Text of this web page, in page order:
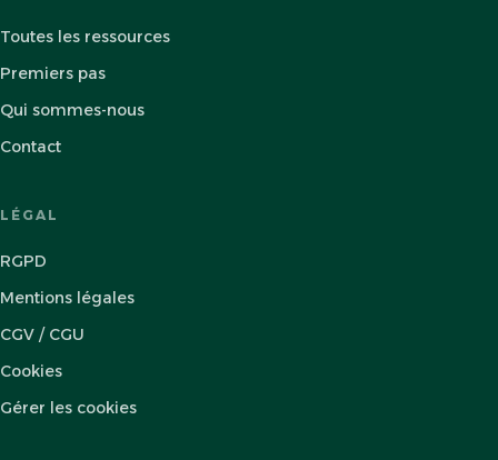
Toutes les ressources
Premiers pas
Qui sommes-nous
Contact
LÉGAL
RGPD
Mentions légales
CGV / CGU
Cookies
Gérer les cookies